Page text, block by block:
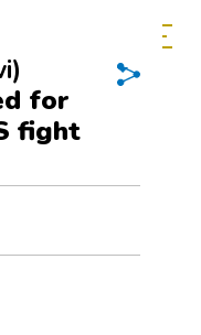
for
fight